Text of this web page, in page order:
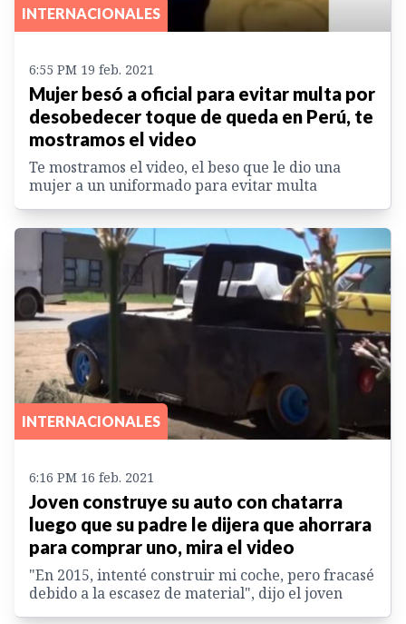
INTERNACIONALES
6:55 PM 19 feb. 2021
Mujer besó a oficial para evitar multa por
desobedecer toque de queda en Perú, te
mostramos el video
Te mostramos el video, el beso que le dio una
mujer a un uniformado para evitar multa
INTERNACIONALES
6:16 PM 16 feb. 2021
Joven construye su auto con chatarra
luego que su padre le dijera que ahorrara
para comprar uno, mira el video
"En 2015, intenté construir mi coche, pero fracasé
debido a la escasez de material", dijo el joven